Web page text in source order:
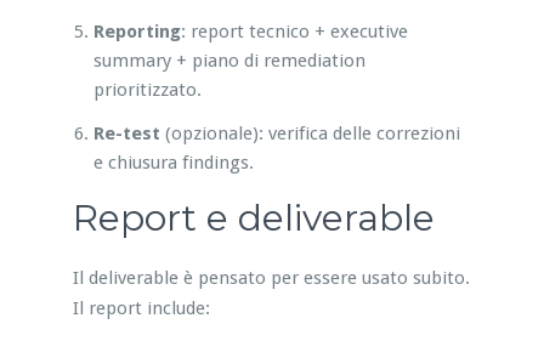
Reporting: report tecnico + executive
summary + piano di remediation
prioritizzato.
Re-test (opzionale): verifica delle correzioni
e chiusura findings.
Report e deliverable
Il deliverable è pensato per essere usato subito.
Il report include: